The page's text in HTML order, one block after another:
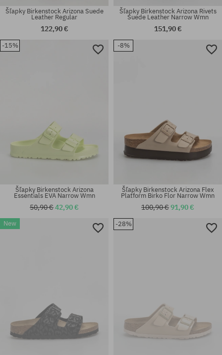
Dostupné veľkosti:
Dostupné veľkosti:
Dostupné veľkosti:
Šľapky Birkenstock Arizona Suede
Leather Regular
122,90 €
Dostupné veľkosti:
Šľapky Birkenstock Arizona Rivets
Suede Leather Narrow Wmn
151,90 €
-15%
Šľapky Birkenstock Arizona
Essentials EVA Narrow Wmn
50,90 €42,90 €
-8%
Šľapky Birkenstock Arizona Flex
Platform Birko Flor Narrow Wmn
100,90 €91,90 €
New -28%